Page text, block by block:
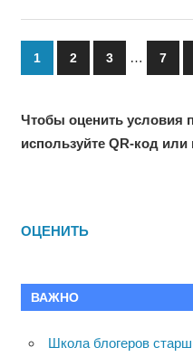
Пагинация
1 2 3 … 7
Чтобы оценить условия
используйте QR-код
ОЦЕНИТЬ
ВАЖНО
Школа блогеров